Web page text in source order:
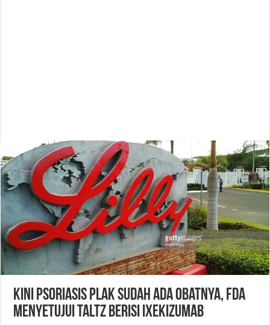
Kini Psoriasis Plak Sudah Ada Obatnya, FDA
Menyetujui Taltz Berisi Ixekizumab